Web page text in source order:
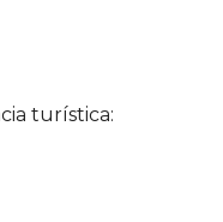
turística: